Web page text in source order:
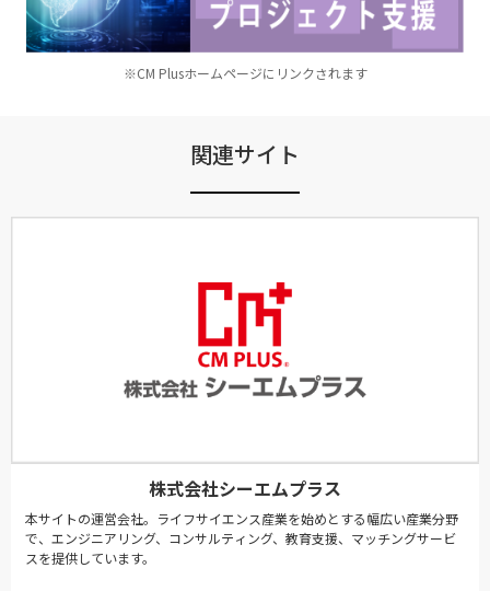
※CM Plusホームページにリンクされます
関連サイト
株式会社シーエムプラス
本サイトの運営会社。ライフサイエンス産業を始めとする幅広い産業分野
で、エンジニアリング、コンサルティング、教育支援、マッチングサービ
スを提供しています。